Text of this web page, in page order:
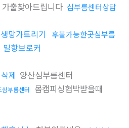
가출찾아드립니다 심부름센터상담
망가트리기
후불가능한곳심부름
밀항브로커
제 양산심부름센터
심부름센터 몸캠피싱협박받을때